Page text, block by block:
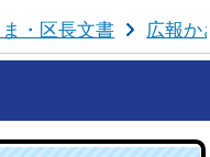
・区長文書 広報か